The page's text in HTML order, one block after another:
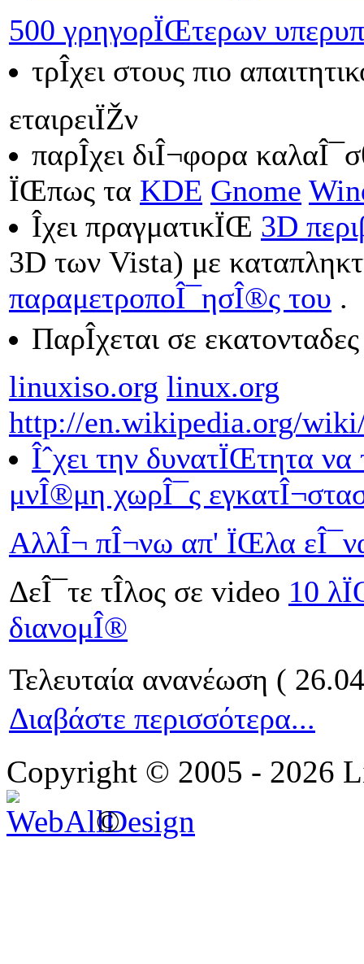
500 γρηγορÏŒτερων
τρÎ­χει στους πιο
εταιρειÏŽν
παρÎ­χει διÎ¬φορα
ÏŒπως τα KDE Gnome
Î­χει πραγματικÏŒ 3D
3D των Vista) με
παραμετροποÎ¯ησÎ®ς του .
ΠαρÎ­χεται σε
linuxiso.org linux.org
http://en.wikipedia.org/
Îˆχει την δυνατÏŒτητα
μνÎ®μη χωρÎ¯ς
ΑλλÎ¬ πÎ¬νω απ' ÏŒλα
ΔεÎ¯τε τÎ­λος σε video 10
διανομÎ®
Τελευταία ανανέωση (
Διαβάστε περισσότερα...
Copyright © 2005 - 2026
©